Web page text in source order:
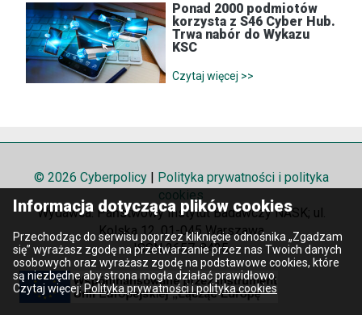
Ponad 2000 podmiotów
korzysta z S46 Cyber Hub.
Trwa nabór do Wykazu
KSC
Czytaj więcej >>
© 2026 Cyberpolicy | Polityka prywatności i polityka
cookies
Wydawca: Państwowy Instytut Badawczy NASK; ul.
Kolska 12, 01-045 Warszawa
ISSN 2657-8425
Informacja dotycząca plików cookies
Przechodząc do serwisu poprzez kliknięcie odnośnika „Zgadzam
się” wyrażasz zgodę na przetwarzanie przez nas Twoich danych
osobowych oraz wyrażasz zgodę na podstawowe cookies, które
są niezbędne aby strona mogła działać prawidłowo.
Czytaj więcej: Polityka prywatności i polityka cookies